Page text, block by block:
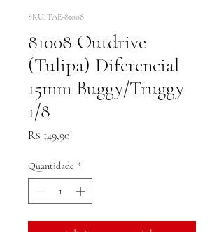
SKU: TAE-81008
81008 Outdrive
(Tulipa) Diferencial
15mm Buggy/Truggy
1/8
R$ 149,90
Quantidade *